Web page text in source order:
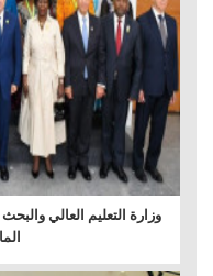
وزارة التعليم العالي
المالي